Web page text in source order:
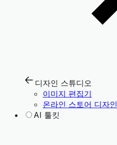
디자인 스튜디오
이미지 편집기
온라인 스토어 디자인
AI 툴킷